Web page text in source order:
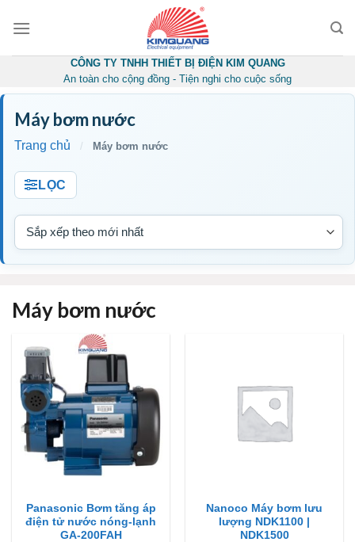
CÔNG TY TNHH THIẾT BỊ ĐIỆN KIM QUANG
An toàn cho cộng đồng - Tiện nghi cho cuộc sống
Máy bơm nước
Trang chủ / Máy bơm nước
LỌC
Máy bơm nước
Panasonic Bơm tăng áp
điện tử nước nóng-lạnh
GA-200FAH
Nanoco Máy bơm lưu
lượng NDK1100 |
NDK1500